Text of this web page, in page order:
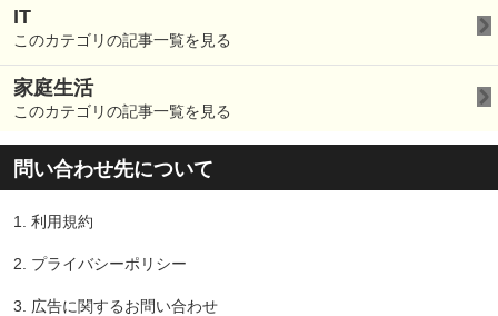
IT
このカテゴリの記事一覧を見る
家庭生活
このカテゴリの記事一覧を見る
問い合わせ先について
1. 利用規約
2. プライバシーポリシー
3. 広告に関するお問い合わせ